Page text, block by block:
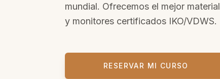
mundial. Ofrecemos el mejor material
y monitores certificados IKO/VDWS.
RESERVAR MI CURSO